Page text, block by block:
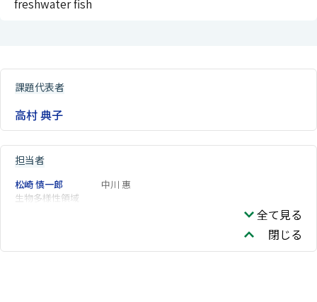
freshwater fish
課題代表者
高村 典子
担当者
松崎 慎一郎
生物多様性領域
中川 惠
全て見る
閉じる